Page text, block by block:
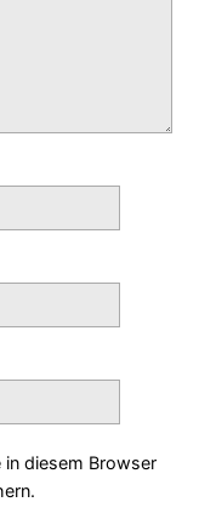
diesem Browser